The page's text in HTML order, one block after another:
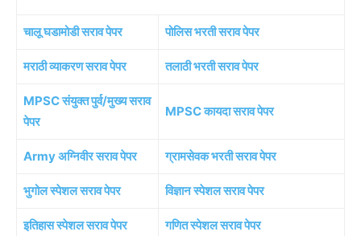
चालू घडामोडी सराव पेपर पोलिस भरती सराव पेपर
मराठी व्याकरण सराव पेपर तलाठी भरती सराव पेपर
MPSC संयुक्त पुर्व/मुख्य सराव
पेपर
MPSC कायदा सराव पेपर
Army अग्निवीर सराव पेपर ग्रामसेवक भरती सराव पेपर
भुगोल स्पेशल सराव पेपर विज्ञान स्पेशल सराव पेपर
इतिहास स्पेशल सराव पेपर गणित स्पेशल सराव पेपर